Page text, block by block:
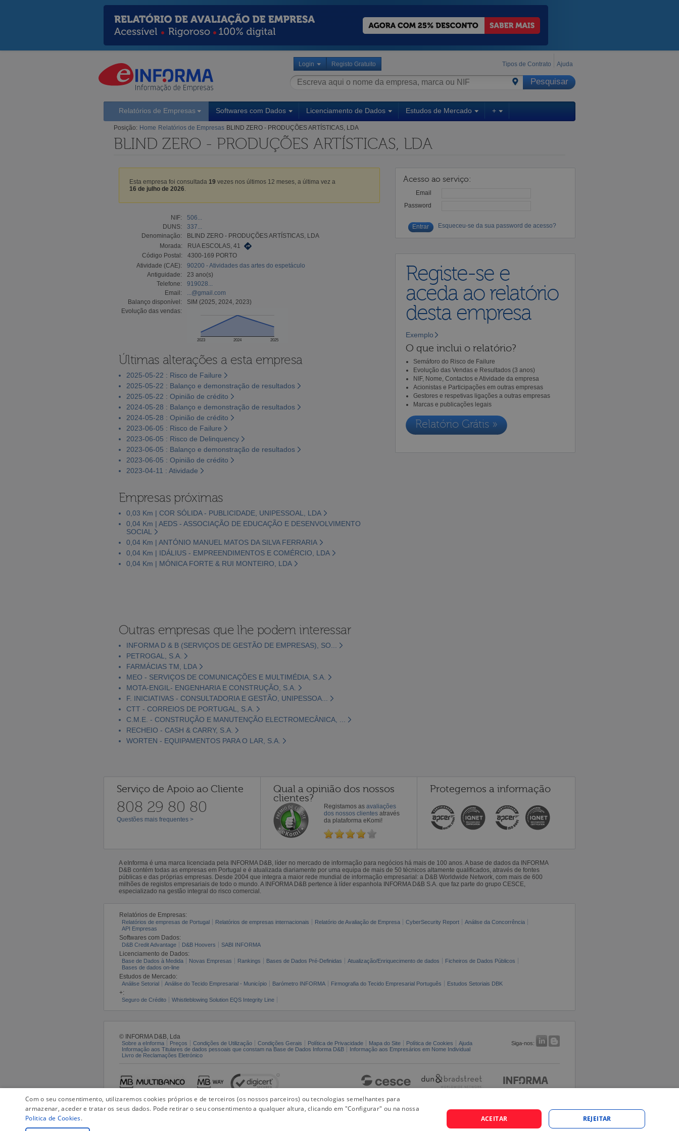
Login Registo Gratuito Tipos de Contrato Ajuda
Relatórios de Empresas Softwares com Dados Licenciamento de Dados Estudos de Mercado +
Posição: Home Relatórios de Empresas BLIND ZERO - PRODUÇÕES ARTÍSTICAS, LDA
BLIND ZERO - PRODUÇÕES ARTÍSTICAS, LDA
Esta empresa foi consultada 19 vezes nos últimos 12 meses, a última vez a
16 de julho de 2026
NIF:
506...
DUNS:
337...
Denominação:
BLIND ZERO - PRODUÇÕES ARTÍSTICAS, LDA
Morada:
RUA ESCOLAS, 41
Código Postal:
4300-169 PORTO
Atividade (CAE):
90200 - Atividades das artes do espetáculo
Antiguidade:
23 ano(s)
Telefone:
919028...
Email:
...@gmail.com
Balanço disponível:
SIM (2025, 2024, 2023)
Evolução das vendas:
2023 2024 2025
Últimas alterações a esta empresa
2025-05-22 : Risco de Failure
2025-05-22 : Balanço e demonstração de resultados
2025-05-22 : Opinião de crédito
2024-05-28 : Balanço e demonstração de resultados
2024-05-28 : Opinião de crédito
2023-06-05 : Risco de Failure
2023-06-05 : Risco de Delinquency
2023-06-05 : Balanço e demonstração de resultados
2023-06-05 : Opinião de crédito
2023-04-11 : Atividade
Empresas próximas
0,03 Km | COR SÓLIDA - PUBLICIDADE, UNIPESSOAL, LDA
0,04 Km | AEDS - ASSOCIAÇÃO DE EDUCAÇÃO E DESENVOLVIMENTO
SOCIAL
0,04 Km | ANTÓNIO MANUEL MATOS DA SILVA FERRARIA
0,04 Km | IDÁLIUS - EMPREENDIMENTOS E COMÉRCIO, LDA
0,04 Km | MÓNICA FORTE & RUI MONTEIRO, LDA
Acesso ao serviço:
Email
Password
Esqueceu-se da sua password de acesso?
Registe-se e
aceda ao relatório
desta empresa
Exemplo
O que inclui o relatório?
Semáforo do Risco de Failure
Evolução das Vendas e Resultados (3 anos)
NIF, Nome, Contactos e Atividade da empresa
Acionistas e Participações em outras empresas
Gestores e respetivas ligações a outras empresas
Marcas e publicações legais
Relatório Grátis »
Outras empresas que lhe podem interessar
INFORMA D & B (SERVIÇOS DE GESTÃO DE EMPRESAS), SO...
PETROGAL, S.A.
FARMÁCIAS TM, LDA
MEO - SERVIÇOS DE COMUNICAÇÕES E MULTIMÉDIA, S.A.
MOTA-ENGIL- ENGENHARIA E CONSTRUÇÃO, S.A.
F. INICIATIVAS - CONSULTADORIA E GESTÃO, UNIPESSOA...
CTT - CORREIOS DE PORTUGAL, S.A.
C.M.E. - CONSTRUÇÃO E MANUTENÇÃO ELECTROMECÂNICA, ...
RECHEIO - CASH & CARRY, S.A.
WORTEN - EQUIPAMENTOS PARA O LAR, S.A.
Serviço de Apoio ao Cliente
808 29 80 80
Questões mais frequentes >
Qual a opinião dos nossos
clientes?
Registamos as avaliações
dos nossos clientes através
da plataforma eKomi!
Protegemos a informação
A eInforma é uma marca licenciada pela INFORMA D&B, líder no mercado de informação para negócios há mais de 100 anos. A base de dados da INFORMA
D&B contém todas as empresas em Portugal e é atualizada diariamente por uma equipa de mais de 50 técnicos altamente qualificados, através de fontes
públicas e das próprias empresas. Desde 2004 que integra a maior rede mundial de informação empresarial: a D&B Worldwide Network, com mais de 600
milhões de registos empresariais de todo o mundo. A INFORMA D&B pertence à líder espanhola INFORMA D&B S.A. que faz parte do grupo CESCE,
especializado na gestão integral do risco comercial.
Relatórios de Empresas:
Relatórios de empresas de Portugal Relatórios de empresas internacionais Relatório de Avaliação de Empresa CyberSecurity Report
Análise da Concorrência
API Empresas
Softwares com Dados:
D&B Credit Advantage D&B Hoovers SABI INFORMA
Licenciamento de Dados:
Base de Dados à Medida Novas Empresas Rankings Bases de Dados Pré-Definidas Atualização/Enriquecimento de dados
Ficheiros de Dados Públicos
Bases de dados on-line
Estudos de Mercado:
Análise Setorial Análise do Tecido Empresarial - Município Barómetro INFORMA Firmografia do Tecido Empresarial Português Estudos Setoriais DBK
+:
Seguro de Crédito Whistleblowing Solution EQS Integrity Line
© INFORMA D&B, Lda
Sobre a eInforma Preços Condições de Utilização Condições Gerais Política de Privacidade Mapa do Site Política de Cookies Ajuda
Siga-nos:
Informação aos Titulares de dados pessoais que constam na Base de Dados Informa D&B
Informação aos Empresários em Nome Individual
Livro de Reclamações Eletrónico
Com o seu consentimento, utilizaremos cookies próprios e de terceiros (os nossos parceiros) ou tecnologias semelhantes para
armazenar, aceder e tratar os seus dados. Pode retirar o seu consentimento a qualquer altura, clicando em "Configurar" ou na nossa
Politica de Cookies. ACEITAR REJEITAR